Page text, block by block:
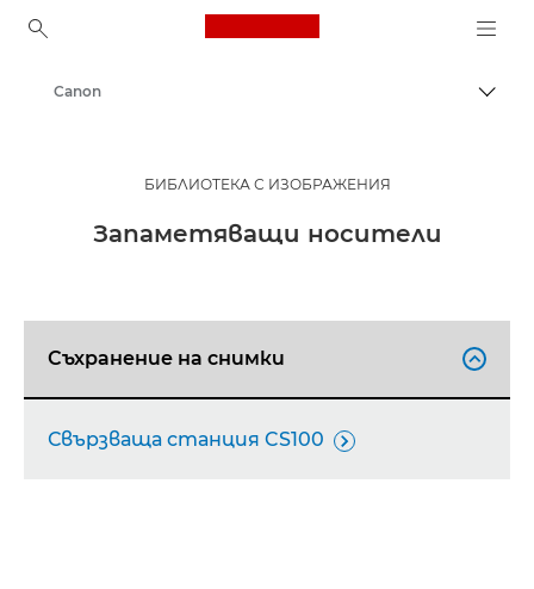
Canon Logo, back to
Canon
БИБЛИОТЕКА С ИЗОБРАЖЕНИЯ
Запаметяващи носители
Съхранение на снимки 
Свързваща станция CS100 